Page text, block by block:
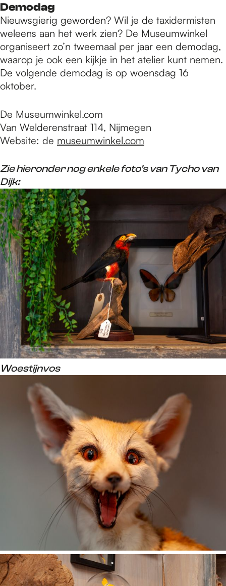
Demodag
Nieuwsgierig geworden? Wil je de taxidermisten
weleens aan het werk zien? De Museumwinkel
organiseert zo’n tweemaal per jaar een demodag,
waarop je ook een kijkje in het atelier kunt nemen.
De volgende demodag is op woensdag 16
oktober.
De Museumwinkel.com
Van Welderenstraat 114, Nijmegen
Website: de museumwinkel.com
Zie hieronder nog enkele foto's van Tycho van
Dijk:
Woestijnvos